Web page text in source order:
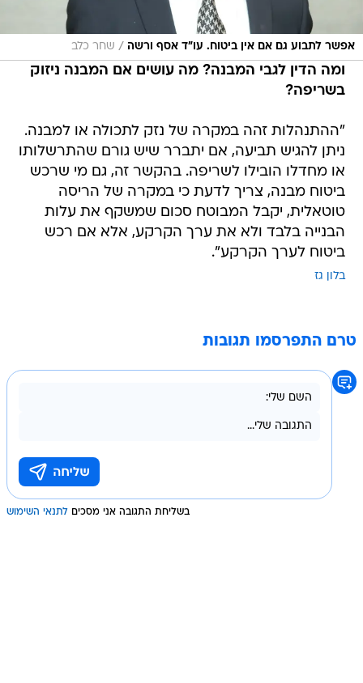
אפשר לתבוע גם אם אין ביטוח. עו"ד אסף ורשה / שחר כלב
ומה הדין לגבי המבנה? מה עושים אם המבנה ניזוק
בשריפה?
"ההתנהלות זהה במקרה של נזק לתכולה או למבנה.
ניתן להגיש תביעה, אם יתברר שיש גורם שהתרשלותו
או מחדלו הובילו לשריפה. בהקשר זה, גם מי שרכש
ביטוח מבנה, צריך לדעת כי במקרה של הריסה
טוטאלית, יקבל המבוטח סכום שמשקף את עלות
הבנייה בלבד ולא את ערך הקרקע, אלא אם רכש
ביטוח לערך הקרקע".
בלון גז
טרם התפרסמו תגובות
בשליחת התגובה אני מסכים לתנאי השימוש